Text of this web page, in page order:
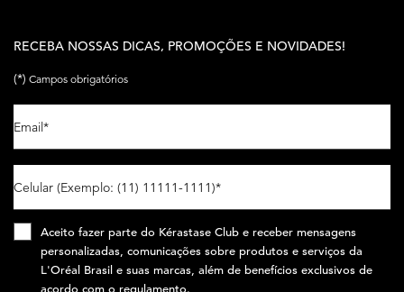
RECEBA NOSSAS DICAS, PROMOÇÕES E NOVIDADES!
(*) Campos obrigatórios
Email*
Celular (Exemplo: (11) 11111-1111)*
Aceito fazer parte do Kérastase Club e receber mensagens
personalizadas, comunicações sobre produtos e serviços da
L'Oréal Brasil e suas marcas, além de benefícios exclusivos de
acordo com o regulamento.​